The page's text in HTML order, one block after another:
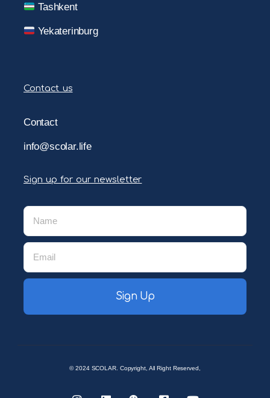
Tashkent
Yekaterinburg
Contact us
Contact
info@scolar.life
Sign up for our newsletter
Sign Up
© 2024 SCOLAR. Copyright, All Right Reserved,